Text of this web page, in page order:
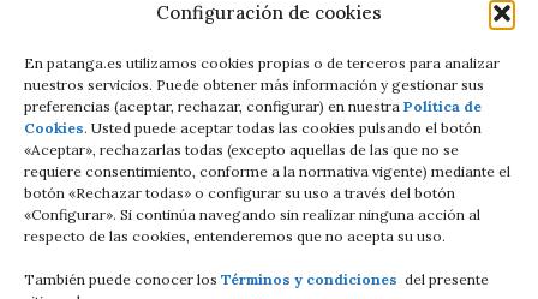
Configuración de cookies
En patanga.es utilizamos cookies propias o de terceros para analizar
nuestros servicios. Puede obtener más información y gestionar sus
preferencias (aceptar, rechazar, configurar) en nuestra Política de
Cookies. Usted puede aceptar todas las cookies pulsando el botón
«Aceptar», rechazarlas todas (excepto aquellas de las que no se
requiere consentimiento, conforme a la normativa vigente) mediante el
botón «Rechazar todas» o configurar su uso a través del botón
«Configurar». Si continúa navegando sin realizar ninguna acción al
respecto de las cookies, entenderemos que no acepta su uso.
También puede conocer los Términos y condiciones del presente
Términos y condiciones
Condiciones de contratación Online
C/Altamira baja 8
Luanco Asturias ESPAÑA
Tell: +34 687821858
Email: info@patanga.es